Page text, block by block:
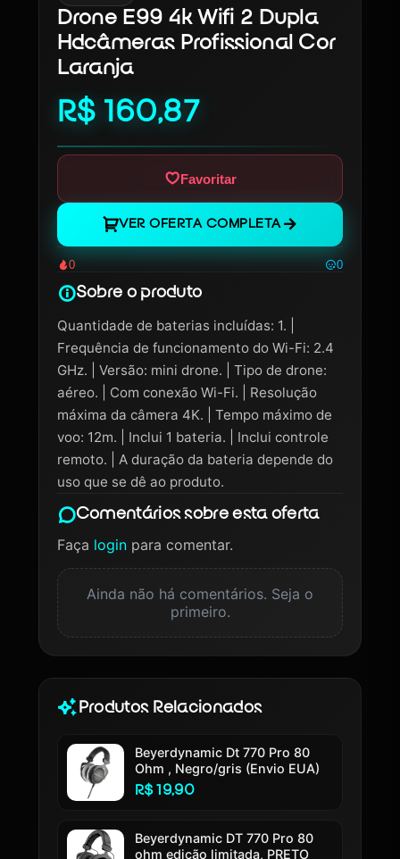
Drone E99 4k Wifi 2 Dupla
Hdcâmeras Profissional Cor
Laranja
R$ 160,87
Favoritar
VER OFERTA COMPLETA
0 0
Sobre o produto
Quantidade de baterias incluídas: 1. |
Frequência de funcionamento do Wi-Fi: 2.4
GHz. | Versão: mini drone. | Tipo de drone:
aéreo. | Com conexão Wi-Fi. | Resolução
máxima da câmera 4K. | Tempo máximo de
voo: 12m. | Inclui 1 bateria. | Inclui controle
remoto. | A duração da bateria depende do
uso que se dê ao produto.
Comentários sobre esta oferta
Faça loginpara comentar.
Ainda não há comentários. Seja o
primeiro.
Produtos Relacionados
Beyerdynamic Dt 770 Pro 80
Ohm , Negro/gris (Envio EUA)
R$ 19,90
Beyerdynamic DT 770 Pro 80
ohm edição limitada, PRETO